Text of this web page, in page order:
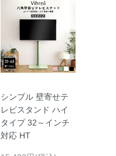
シンプル 壁寄せテ
レビスタンド ハイ
タイプ 32～インチ
対応 HT